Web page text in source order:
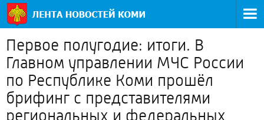
Первое полугодие: итоги. В
Главном управлении МЧС России
по Республике Коми прошёл
брифинг с представителями
региональных и федеральных